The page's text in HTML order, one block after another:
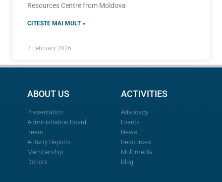
Resources Centre from Moldova
CITEȘTE MAI MULT »
2 February 2026
ABOUT US
Presentation
Administration Board
Team
Activity Reports
Membership
Donors
ACTIVITIES
Advocacy
Events
News
Resources
Multimedia
Blog